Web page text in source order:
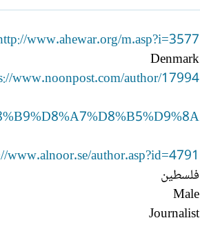
www.ahewar.org/m.asp?i=3577
Denmark
www.noonpost.com/author/17994
www.alnoor.se/author.asp?id=4791
فلسطين
Male
Journalist